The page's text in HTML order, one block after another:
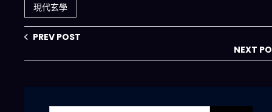
而是點滿了「危機
解鎖」被動技能
現代玄學
PREV POST
NEXT